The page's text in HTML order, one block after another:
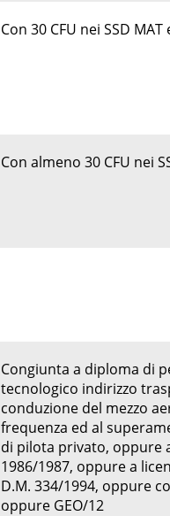
Con 30 CFU nei SSD
Con almeno 30 CFU nei
Congiunta a diploma di
tecnologico indirizzo
conduzione del mezzo
frequenza ed al
di pilota privato, oppure
1986/1987, oppure a
D.M. 334/1994, oppure
oppure GEO/12